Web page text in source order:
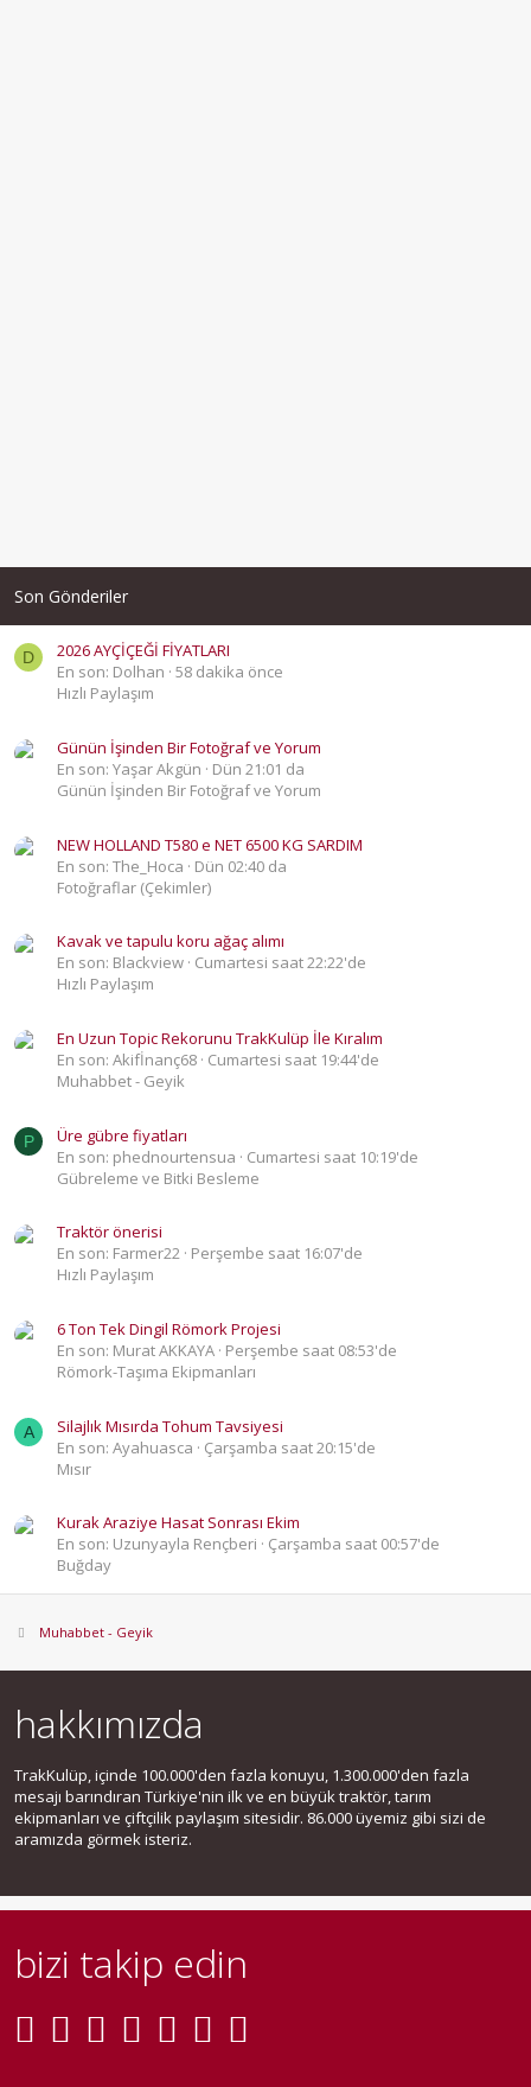
Son Gönderiler
D
2026 AYÇİÇEĞİ FİYATLARI
En son: Dolhan 58 dakika önce
Hızlı Paylaşım
Günün İşinden Bir Fotoğraf ve Yorum
En son: Yaşar Akgün
Dün 21:01 da
Günün İşinden Bir Fotoğraf ve Yorum
NEW HOLLAND T580 e NET 6500 KG SARDIM
En son: The_Hoca
Dün 02:40 da
Fotoğraflar (Çekimler)
Kavak ve tapulu koru ağaç alımı
En son: Blackview Cumartesi saat 22:22'de
Hızlı Paylaşım
En Uzun Topic Rekorunu TrakKulüp İle Kıralım
En son: Akifİnanç68 Cumartesi saat 19:44'de
Muhabbet - Geyik
P
Üre gübre fiyatları
En son: phednourtensua
Cumartesi saat 10:19'de
Gübreleme ve Bitki Besleme
Traktör önerisi
En son: Farmer22 Perşembe saat 16:07'de
Hızlı Paylaşım
6 Ton Tek Dingil Römork Projesi
En son: Murat AKKAYA Perşembe saat 08:53'de
Römork-Taşıma Ekipmanları
A
Silajlık Mısırda Tohum Tavsiyesi
En son: Ayahuasca
Çarşamba saat 20:15'de
Mısır
Kurak Araziye Hasat Sonrası Ekim
En son: Uzunyayla Rençberi
Çarşamba saat 00:57'de
Buğday
Muhabbet - Geyik
hakkımızda
TrakKulüp, içinde 100.000'den fazla konuyu, 1.300.000'den fazla
mesajı barındıran Türkiye'nin ilk ve en büyük traktör, tarım
ekipmanları ve çiftçilik paylaşım sitesidir. 86.000 üyemiz gibi sizi de
aramızda görmek isteriz.
bizi takip edin